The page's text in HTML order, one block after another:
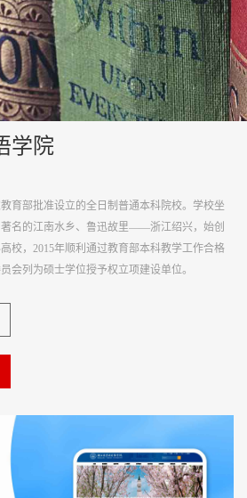
学院
育部批准设立的全日制普通本科院校。学校坐
名的江南水乡、鲁迅故里——浙江绍兴，始创
校，2015年顺利通过教育部本科教学工作合格
会列为硕士学位授予权立项建设单位。